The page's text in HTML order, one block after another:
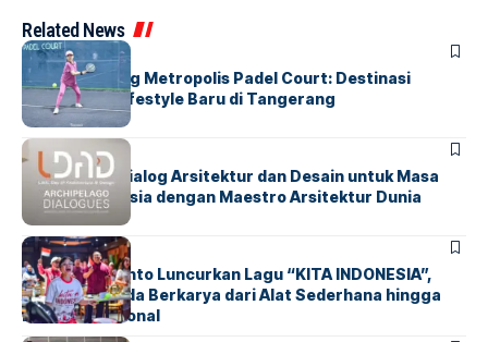
Related News
BERITAHOME
Grand Opening Metropolis Padel Court: Destinasi
Olahraga & Lifestyle Baru di Tangerang
BERITAHOME
LDAD 2026: Dialog Arsitektur dan Desain untuk Masa
Depan Indonesia dengan Maestro Arsitektur Dunia
BERITAINDEX
Marissa Sutanto Luncurkan Lagu “KITA INDONESIA”,
Ajak Anak Muda Berkarya dari Alat Sederhana hingga
Musik Tradisional